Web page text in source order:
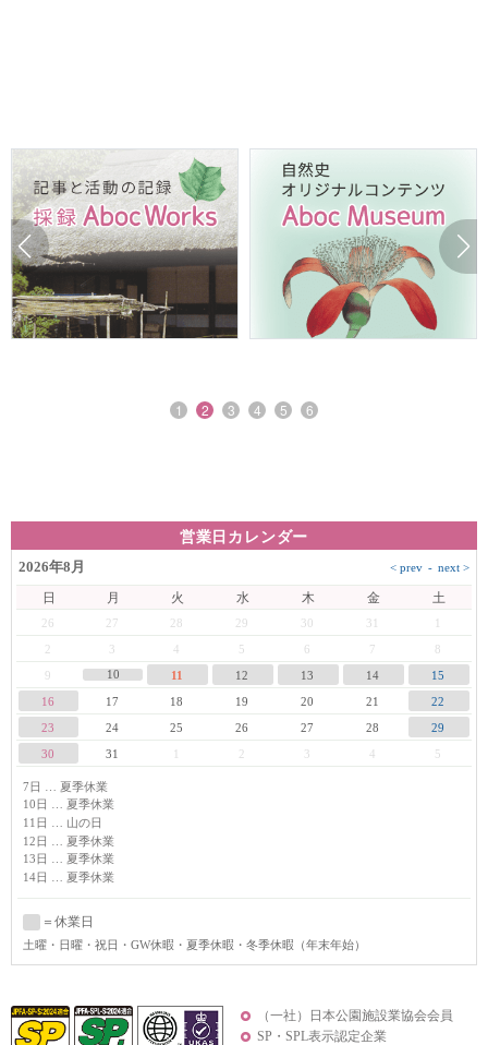
1 2 3 4 5 6
営業日カレンダー
2026年8月
日 月 火 水 木 金 土
26 27 28 29 30 31
1
3 4 5 6 7
8
9
10 11 12 13 14
15
16
17 18 19 20 21
22
23
24 25 26 27 28
29
30
31 1 3 4 5
7日 … 夏季休業
10日 … 夏季休業
11日 … 山の日
12日 … 夏季休業
13日 … 夏季休業
14日 … 夏季休業
＝休業日
土曜・日曜・祝日・GW休暇・夏季休暇・冬季休暇（年末年始）
（一社）日本公園施設業協会会員
SP・SPL表示認定企業